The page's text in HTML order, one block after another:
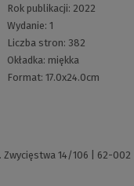
Rok publikacji: 2022
Wydanie: 1
Liczba stron: 382
Okładka: miękka
Format: 17.0x24.0cm
Zwycięstwa 14/106 | 62-